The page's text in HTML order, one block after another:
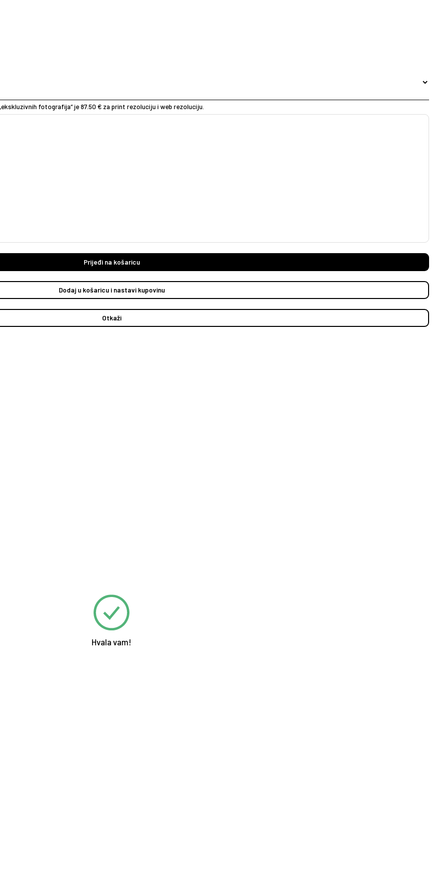
fotografija“ je 87.50 € za print rezoluciju i web rezoluciju.
Prijeđi na košaricu
Dodaj u košaricu i nastavi kupovinu
Otkaži
Hvala vam!